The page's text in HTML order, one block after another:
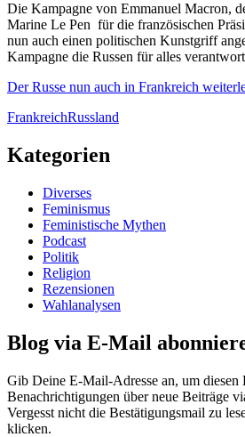
Die Kampagne von Emmanuel Macron,
Marine Le Pen für die französischen
nun auch einen politischen Kunstgriff
Kampagne die Russen für alles
Der Russe nun auch in Frankreich
FrankreichRussland
Kategorien
Diverses
Feminismus
Feministische Mythen
Podcast
Politik
Religion
Rezensionen
Wahlanalysen
Blog via E-Mail
Gib Deine E-Mail-Adresse an, um diesen
Benachrichtigungen über neue Beiträge
Vergesst nicht die Bestätigungsmail zu
klicken.